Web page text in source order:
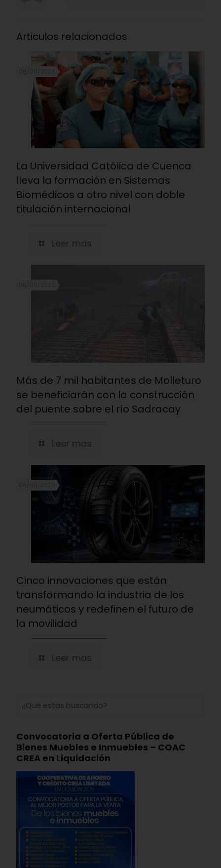
Articulos relacionados
La Universidad Católica de Cuenca
lleva la formación en Sistemas
Biomédicos a otro nivel con doble
titulación internacional
Leer mas
Más de 7 mil habitantes de Molleturo
se beneficiarán con la construcción
del puente sobre el río Sadracay
Leer mas
Cinco innovaciones que están
transformando la industria de los
neumáticos y redefinen el futuro de
la movilidad
Leer mas
Convocatoria a Oferta Pública de
Bienes Muebles e Inmuebles – COAC
CREA en Liquidación